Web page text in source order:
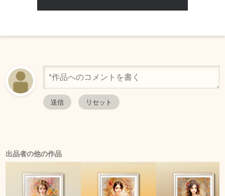
出品者の他の作品